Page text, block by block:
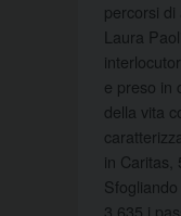
percorsi di
Laura
e preso in
della vita
in Caritas,
3.635 i